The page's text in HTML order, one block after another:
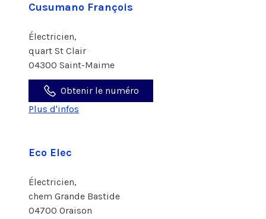
Cusumano François
Électricien,
quart St Clair
04300 Saint-Maime
Obtenir le numéro
Plus d'infos
Eco Elec
Électricien,
chem Grande Bastide
04700 Oraison